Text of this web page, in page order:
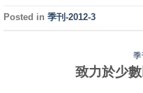
Posted in 季刊-2012-3
致力於少